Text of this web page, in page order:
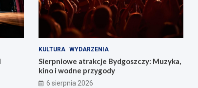
KULTURA WYDARZENIA
Sierpniowe atrakcje Bydgoszczy: Muzyka,
kino i wodne przygody
6 sierpnia 2026